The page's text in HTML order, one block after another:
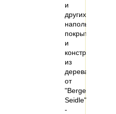
и
других
напольных
покрытий
и
конструкций
из
дерева
от
"Berger-
Seidle"
-